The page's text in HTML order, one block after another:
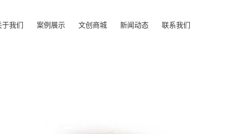
于我们 案例展示 文创商城 新闻动态 联系我们